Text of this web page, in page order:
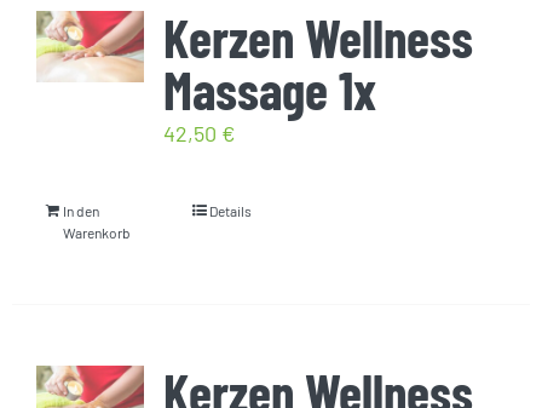
Kerzen Wellness
Massage 1x
42,50 €
In den
Warenkorb
Details
Kerzen Wellness